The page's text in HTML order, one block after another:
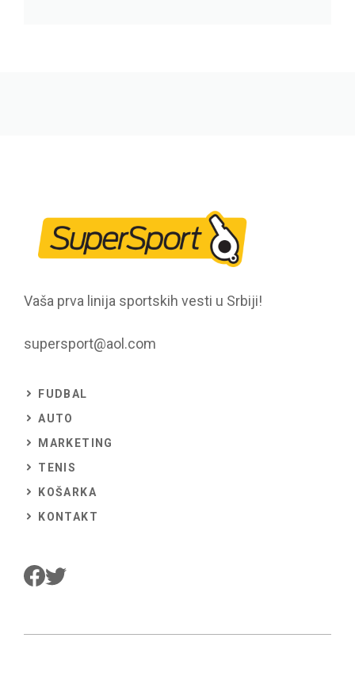
Vaša prva linija sportskih vesti u Srbiji!
supersport@aol.com
FUDBAL
AUTO
MARKETING
TENIS
KOŠARKA
KONTAKT